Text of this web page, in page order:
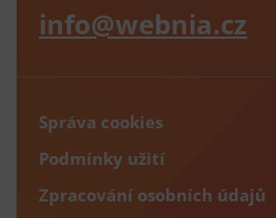
info@webnia.cz
Správa cookies
Podmínky užití
Zpracování osobních údajů